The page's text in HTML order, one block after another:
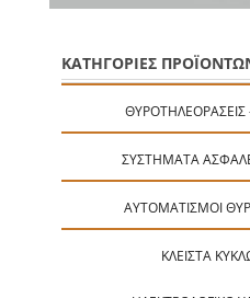
ΚΑΤΗΓΟΡΙΕΣ
ΣΥΣΤΉΜΑΤΑ
ΑΥΤΟΜΑΤΙΣΜΟΊ
ΚΛΕΙΣΤΆ